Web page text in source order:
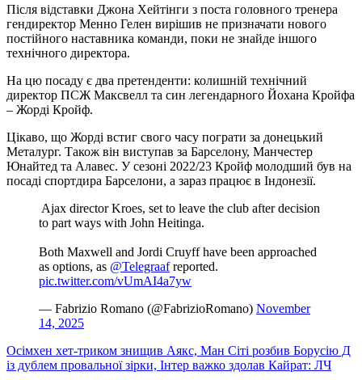
Після відставки Джона Хейтінги з поста головного тренера
гендиректор Менно Гелен вирішив не призначати нового
постійного наставника команди, поки не знайде іншого
технічного директора.
На цю посаду є два претенденти: колишній технічний
директор ПСЖ Максвелл та син легендарного Йохана Кройфа
– Жорді Кройф.
Цікаво, що Жорді встиг свого часу пограти за донецький
Металург. Також він виступав за Барселону, Манчестер
Юнайтед та Алавес. У сезоні 2022/23 Кройф молодший був на
посаді спортдира Барселони, а зараз працює в Індонезії.
️ Ajax director Kroes, set to leave the club after decision
to part ways with John Heitinga.
Both Maxwell and Jordi Cruyff have been approached
as options, as @Telegraafreported.
pic.twitter.com/vUmAI4a7yw
— Fabrizio Romano (@FabrizioRomano) November
14, 2025
Осімхен хет-триком знищив Аякс, Ман Сіті розбив Борусію Д
із дублем провальної зірки, Інтер важко здолав Кайрат: ЛЧ